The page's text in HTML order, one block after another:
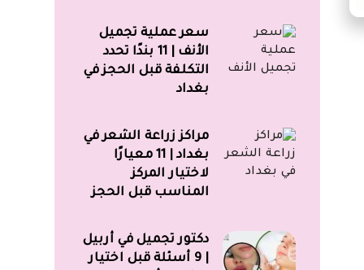
سعر عملية تجميل
الأنف | 11 بندًا تحدد
التكلفة قبل الحجز في
بغداد
مراكز زراعة الشعر في
بغداد | 11 معيارًا
لاختيار المركز
المناسب قبل الحجز
دكتور تجميل في أربيل
| 9 أسئلة قبل اختيار